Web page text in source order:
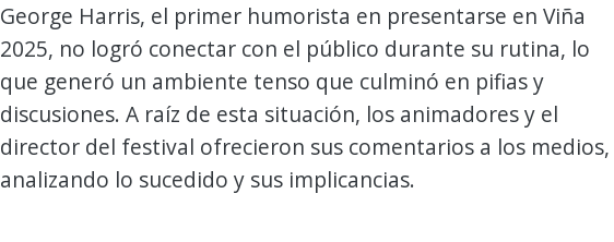
George Harris, el primer humorista en presentarse en Viña
2025, no logró conectar con el público durante su rutina, lo
que generó un ambiente tenso que culminó en pifias y
discusiones. A raíz de esta situación, los animadores y el
director del festival ofrecieron sus comentarios a los medios,
analizando lo sucedido y sus implicancias.